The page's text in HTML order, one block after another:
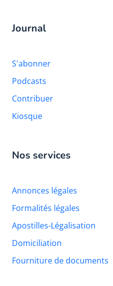
Journal
S'abonner
Podcasts
Contribuer
Kiosque
Nos services
Annonces légales
Formalités légales
Apostilles-Légalisation
Domiciliation
Fourniture de documents